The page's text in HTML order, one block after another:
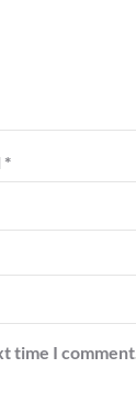
*
time I comment.